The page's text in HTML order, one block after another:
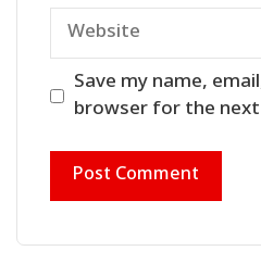
Website
Save my name,
browser for the